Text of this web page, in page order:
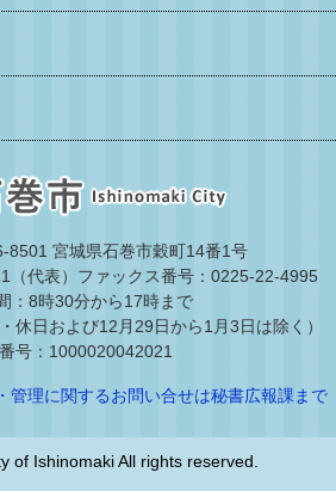
8501 宮城県石巻市穀町14番1号
代表） ファックス番号：0225-22-4995
：8時30分から17時まで
休日および12月29日から1月3日は除く）
号：1000020042021
管理に関するお問い合せは秘書広報課まで
of Ishinomaki All rights reserved.